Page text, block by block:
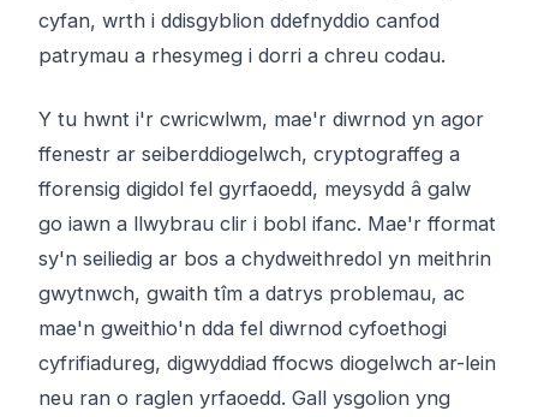
cyfan, wrth i ddisgyblion ddefnyddio canfod
patrymau a rhesymeg i dorri a chreu codau.
Y tu hwnt i'r cwricwlwm, mae'r diwrnod yn agor
ffenestr ar seiberddiogelwch, cryptograffeg a
fforensig digidol fel gyrfaoedd, meysydd â galw
go iawn a llwybrau clir i bobl ifanc. Mae'r fformat
sy'n seiliedig ar bos a chydweithredol yn meithrin
gwytnwch, gwaith tîm a datrys problemau, ac
mae'n gweithio'n dda fel diwrnod cyfoethogi
cyfrifiadureg, digwyddiad ffocws diogelwch ar-lein
neu ran o raglen yrfaoedd. Gall ysgolion yng